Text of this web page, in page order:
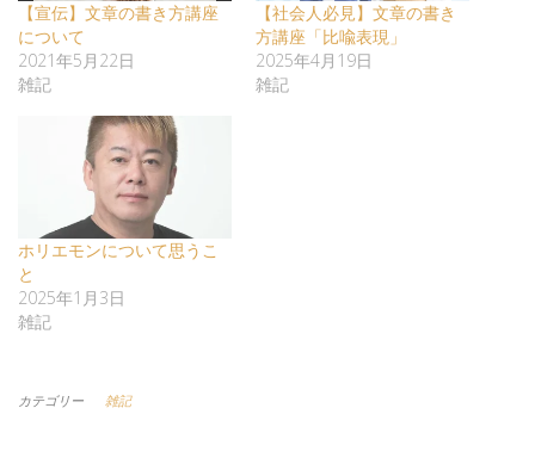
【宣伝】文章の書き方講座
について
2021年5月22日
雑記
【社会人必見】文章の書き
方講座「比喩表現」
2025年4月19日
雑記
ホリエモンについて思うこ
と
2025年1月3日
雑記
カテゴリー 雑記